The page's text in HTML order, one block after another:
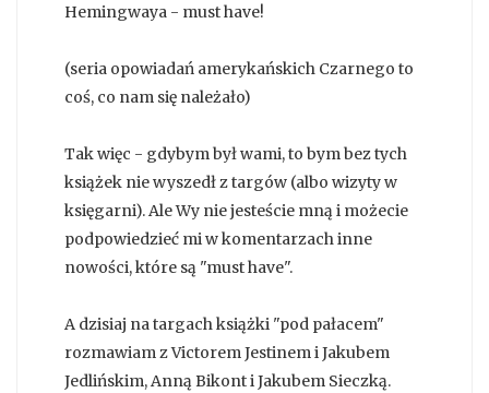
Hemingwaya - must have!
(seria opowiadań amerykańskich Czarnego to
coś, co nam się należało)
Tak więc - gdybym był wami, to bym bez tych
książek nie wyszedł z targów (albo wizyty w
księgarni). Ale Wy nie jesteście mną i możecie
podpowiedzieć mi w komentarzach inne
nowości, które są "must have".
A dzisiaj na targach książki "pod pałacem"
rozmawiam z Victorem Jestinem i Jakubem
Jedlińskim, Anną Bikont i Jakubem Sieczką.